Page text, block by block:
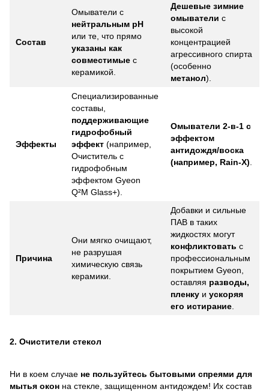
Состав
Омыватели с
нейтральным pH
или те, что прямо
указаны как
совместимые с
керамикой.
Дешевые зимние
омыватели с
высокой
концентрацией
агрессивного спирта
(особенно
метанол).
Эффекты
Специализированные
составы,
поддерживающие
гидрофобный
эффект (например,
Очиститель с
гидрофобным
эффектом Gyeon
Q²M Glass+).
Омыватели 2-в-1 с
эффектом
антидождя/воска
(например, Rain-X)
Причина
Они мягко очищают,
не разрушая
химическую связь
керамики.
Добавки и сильные
ПАВ в таких
жидкостях могут
конфликтовать с
профессиональным
покрытием Gyeon,
оставляя разводы,
пленку и ускоряя
его истирание
2. Очистители стекол
Ни в коем случае не пользуйтесь бытовыми спреями для
мытья окон на стекле, защищенном антидождем! Их состав